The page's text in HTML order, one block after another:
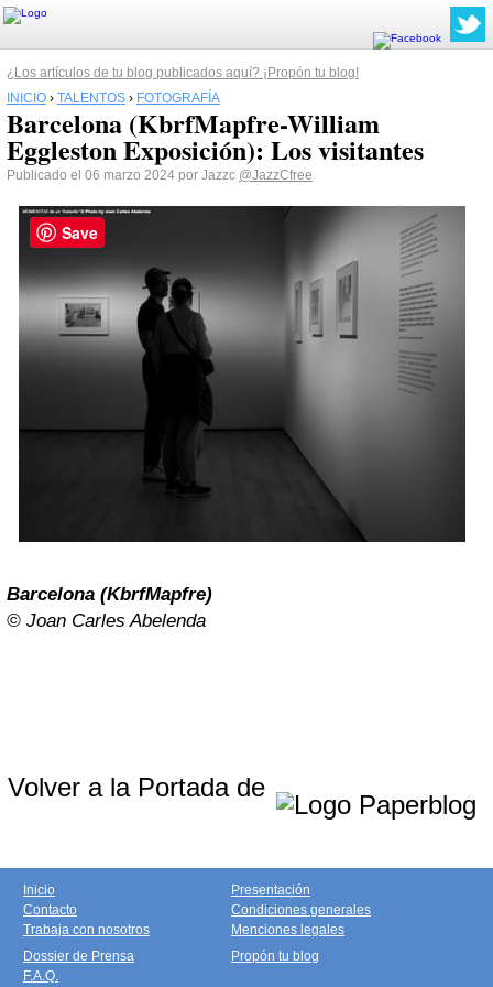
¿Los artículos de tu blog publicados aquí? ¡Propón tu blog!
INICIO › TALENTOS › FOTOGRAFÍA
Barcelona (KbrfMapfre-William
Eggleston Exposición): Los visitantes
Publicado el 06 marzo 2024 por Jazzc @JazzCfree
Barcelona (KbrfMapfre)
© Joan Carles Abelenda
Volver a la Portada de
Inicio
Contacto
Trabaja con nosotros
Presentación
Condiciones generales
Menciones legales
Dossier de Prensa
F.A.Q.
Propón tu blog
Save